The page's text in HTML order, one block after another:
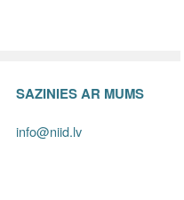
SAZINIES AR MUMS
info@niid.lv